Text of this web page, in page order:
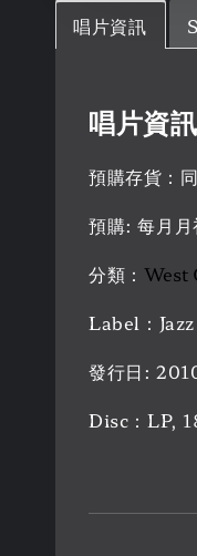
唱片資訊
唱片資訊
預購存貨：
預購: 每月月
分類： West
Label：
發行日:
Disc：LP,